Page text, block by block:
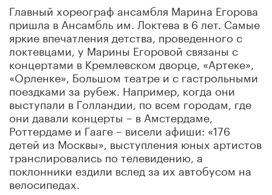
Главный хореограф ансамбля Марина Егорова
пришла в Ансамбль им. Локтева в 6 лет. Самые
яркие впечатления детства, проведенного с
локтевцами, у Марины Егоровой связаны с
концертами в Кремлевском дворце, «Артеке»,
«Орленке», Большом театре и с гастрольными
поездками за рубеж. Например, когда они
выступали в Голландии, по всем городам, где
они давали концерты – в Амстердаме,
Роттердаме и Гааге – висели афиши: «176
детей из Москвы», выступления юных артистов
транслировались по телевидению, а
поклонники ездили вслед за их автобусом на
велосипедах.